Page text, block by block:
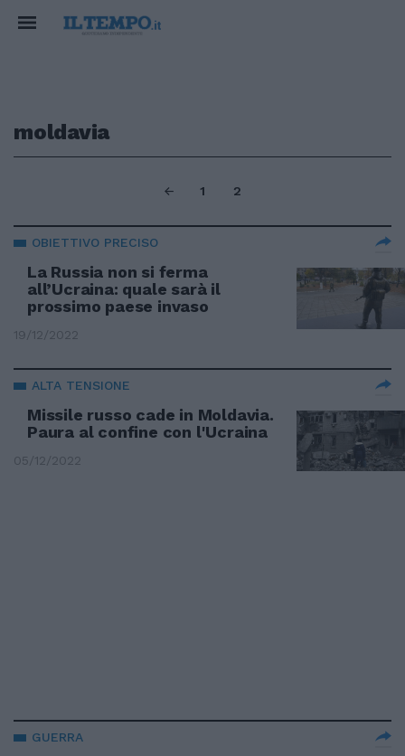
moldavia
1 2
OBIETTIVO PRECISO
La Russia non si ferma
all’Ucraina: quale sarà il
prossimo paese invaso
19/12/2022
ALTA TENSIONE
Missile russo cade in Moldavia.
Paura al confine con l'Ucraina
05/12/2022
GUERRA